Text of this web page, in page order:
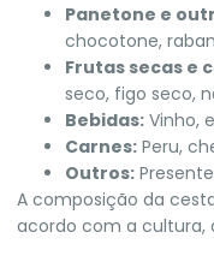
Panetone e
chocotone,
Frutas secas e
seco, figo seco,
Bebidas: Vinho,
Carnes: Peru,
Outros:
A composição da
acordo com a cultura,